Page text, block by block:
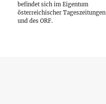
befindet sich im Eigentum
österreichischer Tageszeitungen
und des ORF.